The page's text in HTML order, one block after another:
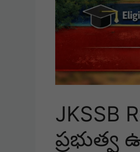
JKSSB
ప్రభుత్వ